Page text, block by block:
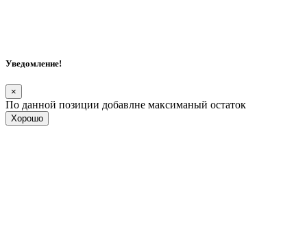
Уведомление!
×
По данной позиции добавлне максиманый остаток
Хорошо